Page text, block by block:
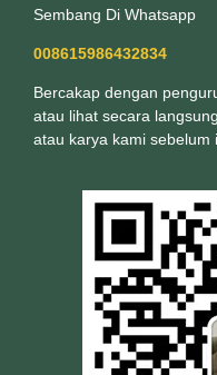
Sembang Di Whatsapp
008615986432834
Bercakap dengan
atau lihat secara
atau karya kami sebelum